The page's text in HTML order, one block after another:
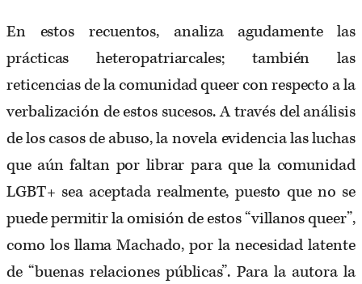
En estos recuentos, analiza agudamente las
prácticas heteropatriarcales; también las
reticencias de la comunidad queer con respecto a la
verbalización de estos sucesos. A través del análisis
de los casos de abuso, la novela evidencia las luchas
que aún faltan por librar para que la comunidad
LGBT+ sea aceptada realmente, puesto que no se
puede permitir la omisión de estos “villanos queer”,
como los llama Machado, por la necesidad latente
de “buenas relaciones públicas”. Para la autora la